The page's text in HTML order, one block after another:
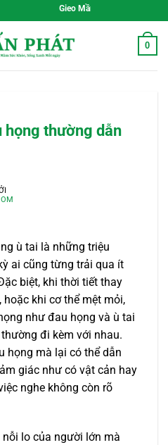
Gieo Mầm Sức Khỏe, Sống Xanh Mỗi
0
thường dẫn
ù tai là những triệu
ai cũng từng trải qua ít
biệt, khi thời tiết thay
khi cơ thể mệt mỏi,
như đau họng và ù tai
đi kèm với nhau.
họng mà lại có thể dẫn
giác như có vật cản hay
nghe không còn rõ
lo của người lớn mà